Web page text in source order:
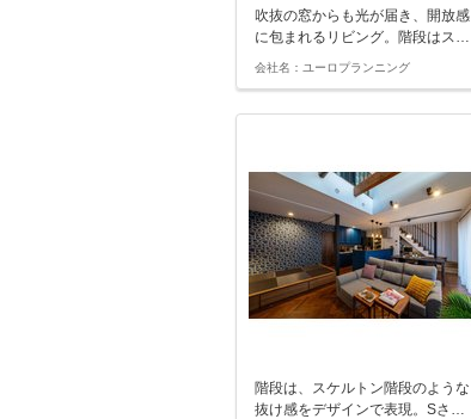
吹抜の窓からも光が届き、開放感
に包まれるリビング。階段はス…
会社名：ユーロプランニング
階段は、スケルトン階段のような
抜け感をデザインで表現。Sさ…